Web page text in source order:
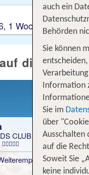
1 Woche
die
CLUB Fodele
auch ein
Behörden
Sie können
Information
Sie im
über
Ausschalten
auf die
Soweit Sie
keine